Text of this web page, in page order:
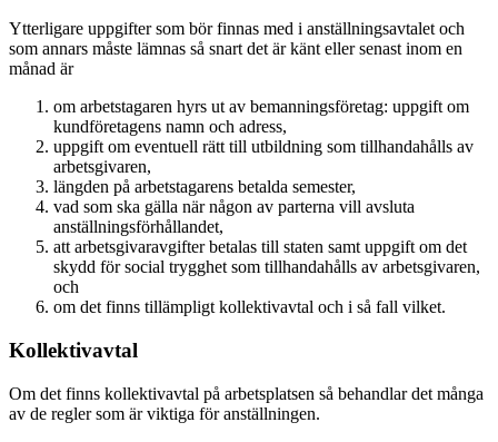
Ytterligare uppgifter som bör finnas med i anställningsavtalet och
som annars måste lämnas så snart det är känt eller senast inom en
månad är
om arbetstagaren hyrs ut av bemanningsföretag: uppgift om
kundföretagens namn och adress,
uppgift om eventuell rätt till utbildning som tillhandahålls av
arbetsgivaren,
längden på arbetstagarens betalda semester,
vad som ska gälla när någon av parterna vill avsluta
anställningsförhållandet,
att arbetsgivaravgifter betalas till staten samt uppgift om det
skydd för social trygghet som tillhandahålls av arbetsgivaren,
och
om det finns tillämpligt kollektivavtal och i så fall vilket.
Kollektivavtal
Om det finns kollektivavtal på arbetsplatsen så behandlar det många
av de regler som är viktiga för anställningen.